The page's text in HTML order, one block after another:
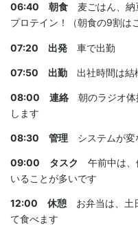
06:40 朝食 麦ごはん、納
プロテイン！（朝食の9割は
07:20 出発 車で出勤
07:50 出勤 出社時間は結
08:00 連絡朝のラジオ体
します
08:30 管理 システムが変
09:00 タスク
午前中は、
いることが多いです
12:00 休憩 お弁当は、土
て食べます